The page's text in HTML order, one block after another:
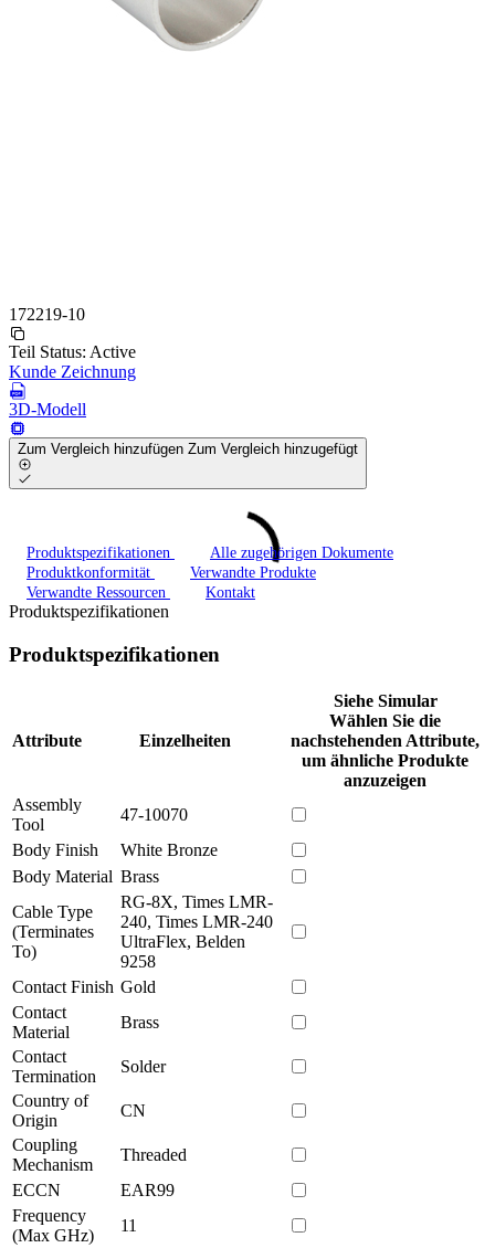
172219-10
Teil Status: Active
Kunde Zeichnung
3D-Modell
Zum Vergleich hinzufügen Zum Vergleich hinzugefügt
Produktspezifikationen
Alle zugehörigen Dokumente
Produktkonformität
Verwandte Produkte
Verwandte Ressourcen
Kontakt
Produktspezifikationen
Produktspezifikationen
Attribute Einzelheiten
Siehe Simular
Wählen Sie die
nachstehenden Attribute,
um ähnliche Produkte
anzuzeigen
Assembly
Tool
47-10070
Body Finish
White Bronze
Body Material Brass
Cable Type
(Terminates
To)
RG-8X, Times LMR-
240, Times LMR-240
UltraFlex, Belden
9258
Contact Finish Gold
Contact
Material
Brass
Contact
Termination
Solder
Country of
Origin
CN
Coupling
Mechanism
Threaded
ECCN
EAR99
Frequency
(Max GHz)
11